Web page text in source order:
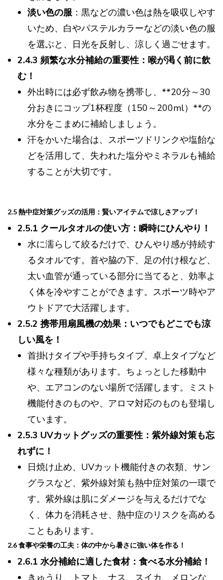
淡い色の服：黒などの濃い色は熱を吸収しやす
いため、白やパステルカラーなどの淡い色の服
を選ぶと、日光を反射し、涼しく過ごせます。
2.4.3 頻繁な水分補給の重要性：喉が渇く前に飲
む！
外出時には必ず飲み物を携帯し、**20分～30
分おきにコップ1杯程度（150～200ml）**の
水分をこまめに補給しましょう。
汗をかいた場合は、スポーツドリンクや塩飴な
どを活用して、失われた塩分やミネラルも補給
することが大切です。
2.5 熱中症対策グッズの活用：賢いアイテムで涼しさアップ！
2.5.1 クールタオルの使い方：瞬時にひんやり！
水に濡らして絞るだけで、ひんやり感が持続す
るタオルです。首や脇の下、足の付け根など、
太い血管が通っている部分に当てると、効率よ
く体を冷やすことができます。スポーツ時やア
ウトドアで大活躍します。
2.5.2 携帯用扇風機の効果：いつでもどこでも涼
しい風を！
首掛けタイプや手持ちタイプ、卓上タイプなど
様々な種類があります。ちょっとした移動中
や、エアコンのない場所で活躍します。ミスト
機能付きのものや、アロマ対応のものも登場し
ています。
2.5.3 UVカットグッズの重要性：紫外線対策も忘
れずに！
日焼け止め、UVカット機能付きの衣類、サン
グラスなど、紫外線対策も熱中症対策の一環で
す。紫外線は肌にダメージを与えるだけでな
く、体力を消耗させ、熱中症のリスクを高める
こともあります。
2.6 食事や栄養の工夫：体の中から暑さに強い体を作る！
2.6.1 水分補給に適した食材：食べる水分補給！